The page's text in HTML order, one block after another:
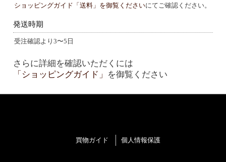
ショッピングガイド「送料」を御覧くださいにてご確認ください。
発送時期
受注確認より3〜5日
さらに詳細を確認いただくには
「ショッピングガイド」
を御覧ください
買物ガイド 個人情報保護